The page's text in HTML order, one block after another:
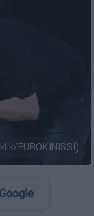
EUROKINISSI)